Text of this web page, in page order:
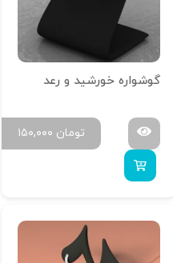
گوشواره خورشید و رعد
۱۵۰,۰۰۰ تومان